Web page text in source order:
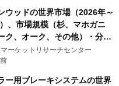
ウッドの世界市場（2026年～
、市場規模（杉、マホガニ
ク、オーク、その他）・分析
を発表
ーケットリサーチセンター
ー用ブレーキシステムの世界